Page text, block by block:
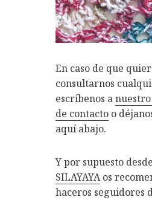
En caso de que
consultarnos
escríbenos a
de contacto o
aquí abajo.
Y por supuesto desde
SILAYAYAos
haceros seguidores